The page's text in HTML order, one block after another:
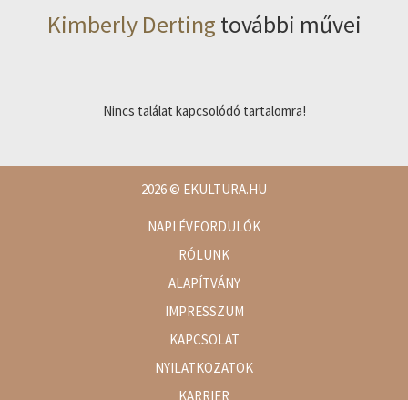
Kimberly Derting további művei
Nincs találat kapcsolódó tartalomra!
2026© EKULTURA.HU
NAPI ÉVFORDULÓK
RÓLUNK
ALAPÍTVÁNY
IMPRESSZUM
KAPCSOLAT
NYILATKOZATOK
KARRIER